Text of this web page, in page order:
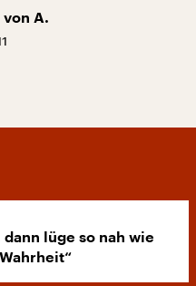
A.
dann lüge so nah wie